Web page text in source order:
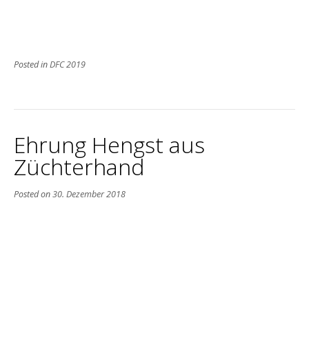
Posted inDFC 2019
Ehrung Hengst aus
Züchterhand
Posted on30. Dezember 2018